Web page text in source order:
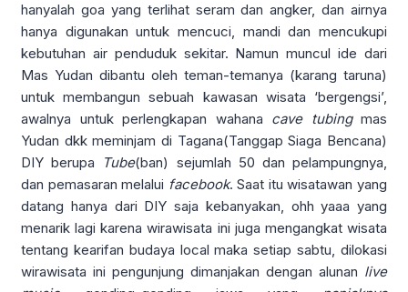
hanyalah goa yang terlihat seram dan angker, dan airnya
hanya digunakan untuk mencuci, mandi dan mencukupi
kebutuhan air penduduk sekitar. Namun muncul ide dari
Mas Yudan dibantu oleh teman-temanya (karang taruna)
untuk membangun sebuah kawasan wisata ‘bergengsi’,
awalnya untuk perlengkapan wahana cave tubing mas
Yudan dkk meminjam di Tagana(Tanggap Siaga Bencana)
DIY berupa
Tube(ban) sejumlah 50 dan pelampungnya,
dan pemasaran melalui facebook. Saat itu wisatawan yang
datang hanya dari DIY saja kebanyakan, ohh yaaa yang
menarik lagi karena wirawisata ini juga mengangkat wisata
tentang kearifan budaya local maka setiap sabtu, dilokasi
wirawisata ini pengunjung dimanjakan dengan alunan live